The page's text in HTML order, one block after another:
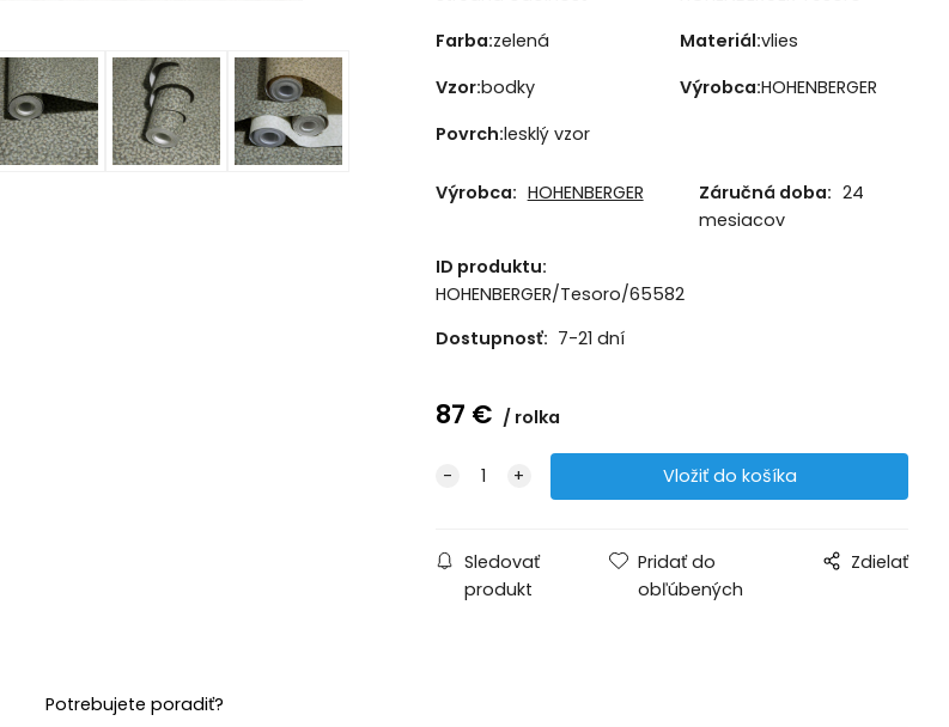
Farba:zelená Materiál:vlies
Vzor:bodky Výrobca:HOHENBERGER
Povrch:lesklý vzor
Výrobca: HOHENBERGER Záručná doba: 24
mesiacov
ID produktu:
HOHENBERGER/Tesoro/65582
Dostupnosť: 7-21 dní
87 € rolka
Sledovať
produkt
Pridať do
obľúbených
Zdielať
Potrebujete poradiť?